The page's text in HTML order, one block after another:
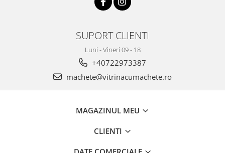
SUPORT CLIENTI
Luni - Vineri 09 - 18
+40722973387
machete@vitrinacumachete.ro
MAGAZINUL MEU
CLIENTI